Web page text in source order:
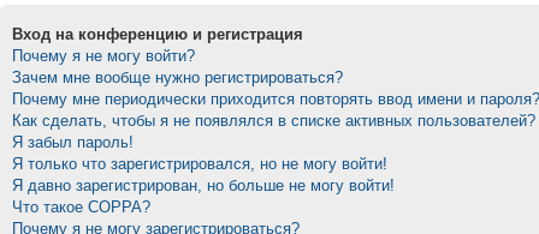
Вход на конференцию и регистрация
Почему я не могу войти?
Зачем мне вообще нужно регистрироваться?
Почему мне периодически приходится повторять ввод имени и пароля?
Как сделать, чтобы я не появлялся в списке активных пользователей?
Я забыл пароль!
Я только что зарегистрировался, но не могу войти!
Я давно зарегистрирован, но больше не могу войти!
Что такое COPPA?
Почему я не могу зарегистрироваться?